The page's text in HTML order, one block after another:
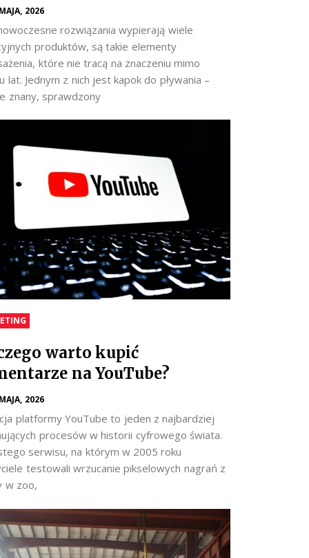
2026
rozwiązania wypierają wiele
produktów, są takie elementy
które nie tracą na znaczeniu mimo
lat. Jednym z nich jest kapok do pływania –
znany, sprawdzony
warto kupić
na YouTube?
2026
platformy YouTube to jeden z najbardziej
procesów w historii cyfrowego świata.
serwisu, na którym w 2005 roku
testowali wrzucanie pikselowych nagrań z
w zoo,